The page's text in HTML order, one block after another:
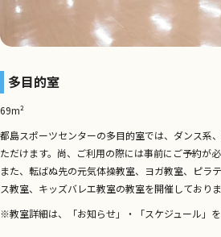
多目的室
69m²
都島スポーツセンターの多目的室では、ダンス系
ただけます。尚、ご利用の際には事前にご予約が必
また、転ばぬ先の元気体操教室、ヨガ教室、ピラ
ス教室、キッズバレエ教室の教室を開催しておりま
※教室詳細は、「お知らせ」・「スケジュール」を